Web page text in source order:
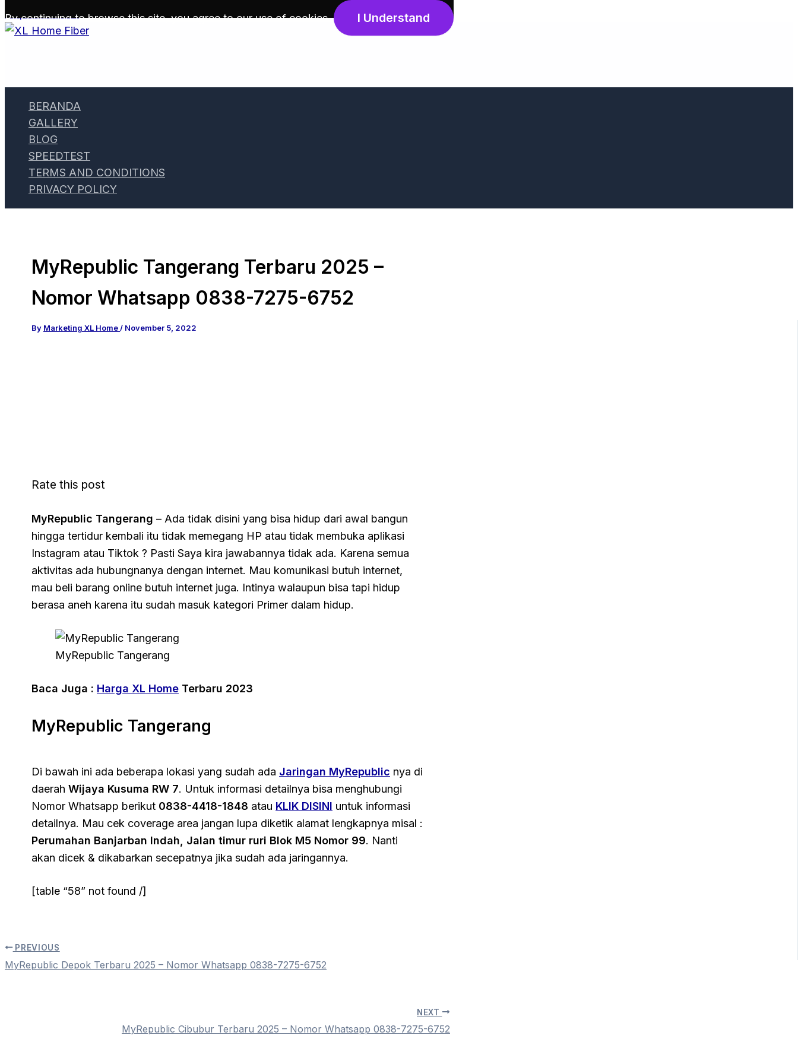
Skip to content
BERANDA
GALLERY
BLOG
SPEEDTEST
TERMS AND CONDITIONS
PRIVACY POLICY
MyRepublic Tangerang Terbaru 2025 –
Nomor Whatsapp 0838-7275-6752
By Marketing XL Home/ November 5, 2022
Rate this post
MyRepublic Tangerang – Ada tidak disini yang bisa hidup dari awal bangun
hingga tertidur kembali itu tidak memegang HP atau tidak membuka aplikasi
Instagram atau Tiktok ? Pasti Saya kira jawabannya tidak ada. Karena semua
aktivitas ada hubungnanya dengan internet. Mau komunikasi butuh internet,
mau beli barang online butuh internet juga. Intinya walaupun bisa tapi hidup
berasa aneh karena itu sudah masuk kategori Primer dalam hidup.
MyRepublic Tangerang
Baca Juga : Harga XL Home Terbaru 2023
MyRepublic Tangerang
Di bawah ini ada beberapa lokasi yang sudah ada Jaringan MyRepublic nya di
daerah Wijaya Kusuma RW 7. Untuk informasi detailnya bisa menghubungi
Nomor Whatsapp berikut 0838-4418-1848 atau KLIK DISINI untuk informasi
detailnya. Mau cek coverage area jangan lupa diketik alamat lengkapnya misal :
Perumahan Banjarban Indah, Jalan timur ruri Blok M5 Nomor 99. Nanti
akan dicek & dikabarkan secepatnya jika sudah ada jaringannya.
[table “58” not found /]
PREVIOUS
MyRepublic Depok Terbaru 2025 – Nomor Whatsapp 0838-7275-6752
NEXT
MyRepublic Cibubur Terbaru 2025 – Nomor Whatsapp 0838-7275-6752
By continuing to browse this site, you agree to ouruse of cookies. I Understand